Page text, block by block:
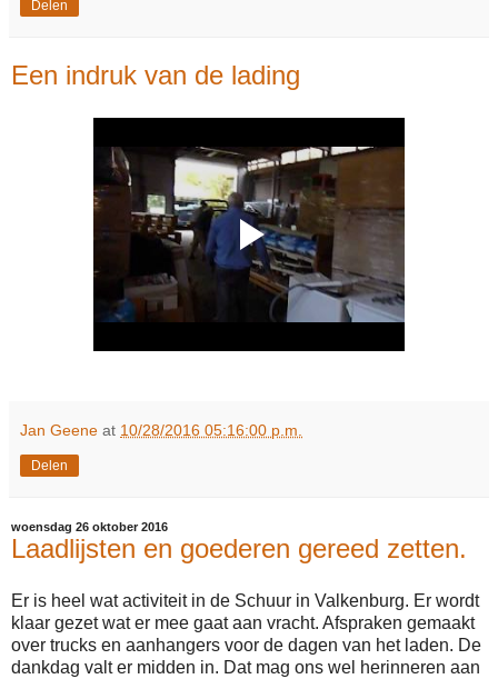
Delen
Een indruk van de lading
Jan Geene at 10/28/2016 05:16:00 p.m.
Delen
woensdag 26 oktober 2016
Laadlijsten en goederen gereed zetten.
Er is heel wat activiteit in de Schuur in Valkenburg. Er wordt
klaar gezet wat er mee gaat aan vracht. Afspraken gemaakt
over trucks en aanhangers voor de dagen van het laden. De
dankdag valt er midden in. Dat mag ons wel herinneren aan